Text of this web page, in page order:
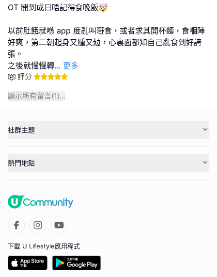
OT 開到成日唔記得食晚飯🤯
以前肚餓就喺 app 度亂叫嘢食，或者求其開杯麵，食嗰陣
好爽，第二朝起身又腫又攰，心裏面都知自己亂食到好誇
張。
之後就慢慢轉... 更多
評分
顯示所有留言(1)...
社群主題
熱門地點
下載 U Lifestyle應用程式